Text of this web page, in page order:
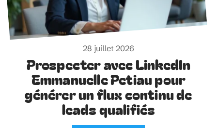
28 juillet 2026
Prospecter avec LinkedIn
Emmanuelle Petiau pour
générer un flux continu de
leads qualifiés